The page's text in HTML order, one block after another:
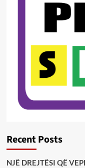
Recent Posts
NJË DREJTËSI QË